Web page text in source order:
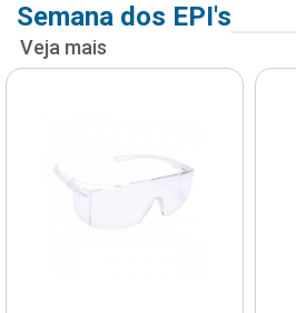
Semana dos EPI's
Veja mais